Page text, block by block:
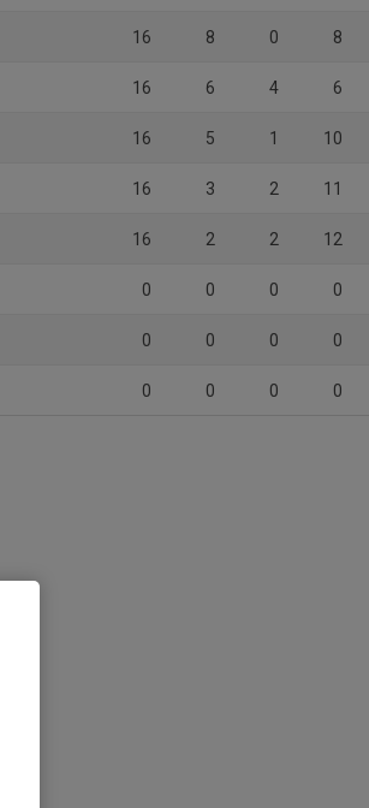
16 8 0 8
16 6 4 6
16 5 1 10
16 3 2 11
16 2 2 12
0 0 0 0
0 0 0 0
0 0 0 0